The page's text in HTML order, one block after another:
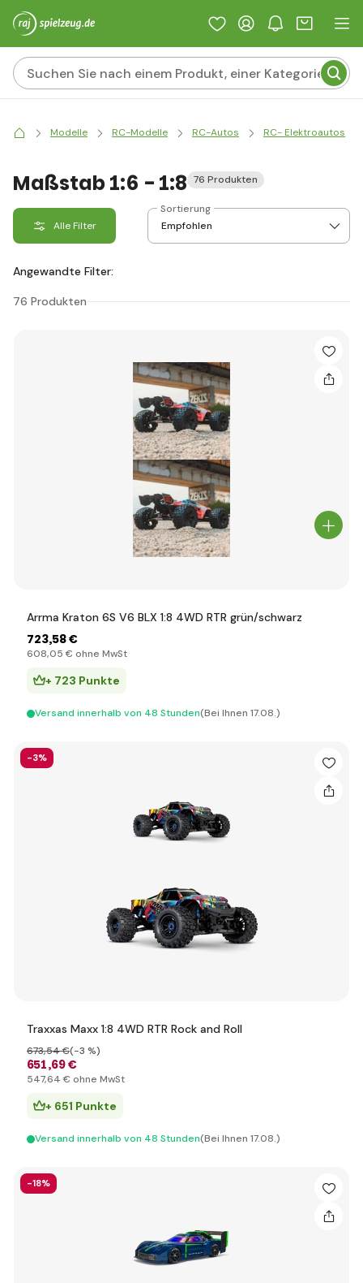
Modelle RC-Modelle RC-Autos RC- Elektroautos
Maßstab 1:6 - 1:8 76 Produkten
Alle Filter
Sortierung
Angewandte Filter:
76 Produkten
Arrma Kraton 6S V6 BLX 1:8 4WD RTR grün/schwarz
723,58 €
608,05 € ohne MwSt
+ 723 Punkte
Versand innerhalb von 48 Stunden(Bei Ihnen 17.08.)
-3%
Traxxas Maxx 1:8 4WD RTR Rock and Roll
651,69 €
673,54 €(-3 %)
547,64 € ohne MwSt
+ 651 Punkte
Versand innerhalb von 48 Stunden(Bei Ihnen 17.08.)
-18%